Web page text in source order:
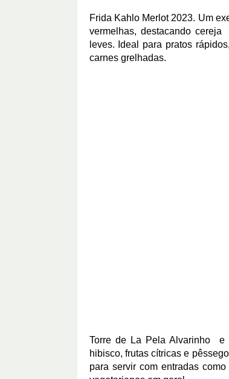
Frida Kahlo Merlot 2023. Um
vermelhas, destacando
leves. Ideal para pratos rápidos,
carnes grelhadas.
Torre de La Pela Alvarinho e
hibisco, frutas cítricas e
para servir com entradas